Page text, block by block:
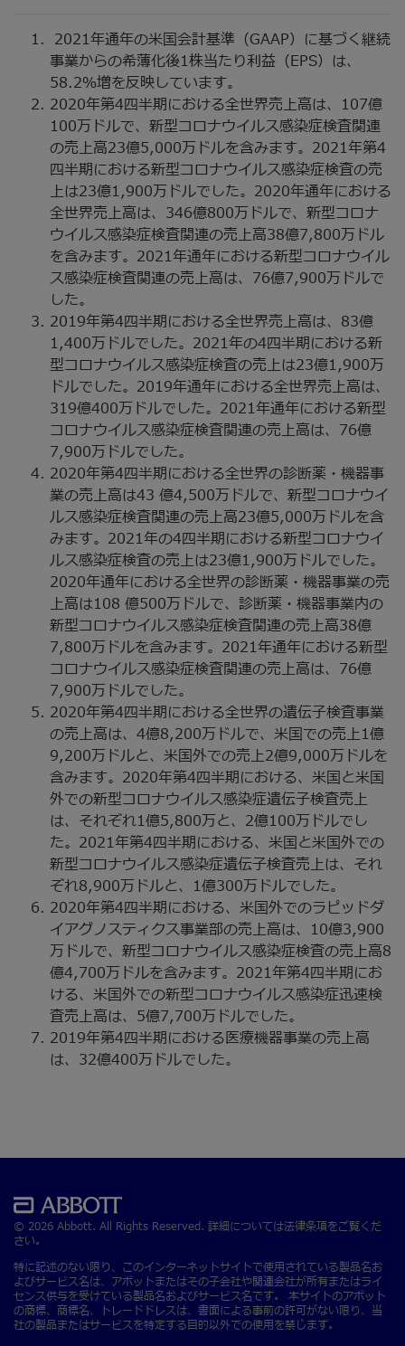
2021年通年の米国会計基準（GAAP）に基づく継続
事業からの希薄化後1株当たり利益（EPS）は、
58.2％増を反映しています。
2020年第4四半期における全世界売上高は、107億
100万ドルで、新型コロナウイルス感染症検査関連
の売上高23億5,000万ドルを含みます。2021年第4
四半期における新型コロナウイルス感染症検査の売
上は23億1,900万ドルでした。2020年通年における
全世界売上高は、346億800万ドルで、新型コロナ
ウイルス感染症検査関連の売上高38億7,800万ドル
を含みます。2021年通年における新型コロナウイル
ス感染症検査関連の売上高は、76億7,900万ドルで
した。
2019年第4四半期における全世界売上高は、83億
1,400万ドルでした。2021年の4四半期における新
型コロナウイルス感染症検査の売上は23億1,900万
ドルでした。2019年通年における全世界売上高は、
319億400万ドルでした。2021年通年における新型
コロナウイルス感染症検査関連の売上高は、76億
7,900万ドルでした。
2020年第4四半期における全世界の診断薬・機器事
業の売上高は43 億4,500万ドルで、新型コロナウイ
ルス感染症検査関連の売上高23億5,000万ドルを含
みます。2021年の4四半期における新型コロナウイ
ルス感染症検査の売上は23億1,900万ドルでした。
2020年通年における全世界の診断薬・機器事業の売
上高は108 億500万ドルで、診断薬・機器事業内の
新型コロナウイルス感染症検査関連の売上高38億
7,800万ドルを含みます。2021年通年における新型
コロナウイルス感染症検査関連の売上高は、76億
7,900万ドルでした。
2020年第4四半期における全世界の遺伝子検査事業
の売上高は、4億8,200万ドルで、米国での売上1億
9,200万ドルと、米国外での売上2億9,000万ドルを
含みます。2020年第4四半期における、米国と米国
外での新型コロナウイルス感染症遺伝子検査売上
は、それぞれ1億5,800万と、2億100万ドルでし
た。2021年第4四半期における、米国と米国外での
新型コロナウイルス感染症遺伝子検査売上は、それ
ぞれ8,900万ドルと、1億300万ドルでした。
2020年第4四半期における、米国外でのラピッドダ
イアグノスティクス事業部の売上高は、10億3,900
万ドルで、新型コロナウイルス感染症検査の売上高8
億4,700万ドルを含みます。2021年第4四半期にお
ける、米国外での新型コロナウイルス感染症迅速検
査売上高は、5億7,700万ドルでした。
2019年第4四半期における医療機器事業の売上高
は、32億400万ドルでした。
© 2026 Abbott. All Rights Reserved. 詳細については法律条項をご覧くだ
さい。
特に記述のない限り、このインターネットサイトで使用されている製品名お
よびサービス名は、アボットまたはその子会社や関連会社が所有またはライ
センス供与を受けている製品名およびサービス名です。 本サイトのアボット
の商標、商標名、トレードドレスは、書面による事前の許可がない限り、当
社の製品またはサービスを特定する目的以外での使用を禁じます。